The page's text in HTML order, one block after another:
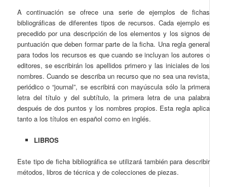
A continuación se ofrece una serie de ejemplos de fichas
bibliográficas de diferentes tipos de recursos. Cada ejemplo es
precedido por una descripción de los elementos y los signos de
puntuación que deben formar parte de la ficha. Una regla general
para todos los recursos es que cuando se incluyan los autores o
editores, se escribirán los apellidos primero y las iniciales de los
nombres. Cuando se describa un recurso que no sea una revista,
periódico o “journal”, se escribirá con mayúscula sólo la primera
letra del título y del subtítulo, la primera letra de una palabra
después de dos puntos y los nombres propios. Esta regla aplica
tanto a los títulos en español como en inglés.
LIBROS
Este tipo de ficha bibliográfica se utilizará también para describir
métodos, libros de técnica y de colecciones de piezas.